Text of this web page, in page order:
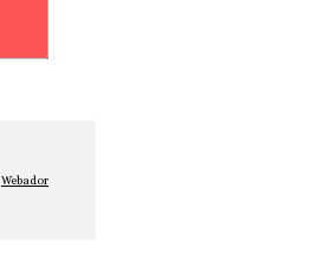
Webador